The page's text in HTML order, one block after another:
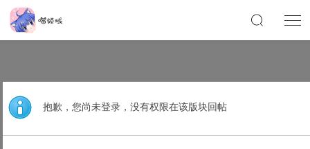
抱歉，您尚未登录，没有权限在该版块回帖